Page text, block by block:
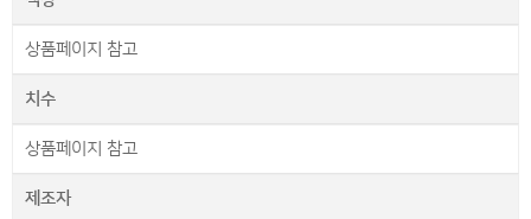
상품페이지 참고
치수
상품페이지 참고
제조자